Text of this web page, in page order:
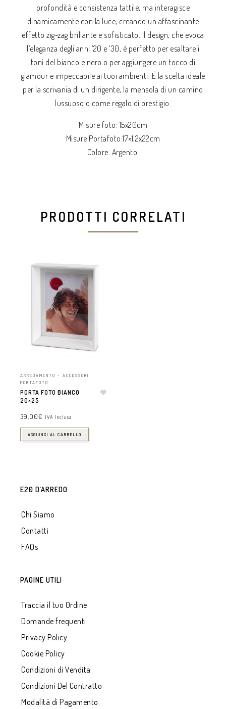
profondità e consistenza tattile, ma interagisce
dinamicamente con la luce, creando un affascinante
effetto zig-zag brillante e sofisticato. Il design, che evoca
l’eleganza degli anni ’20 e ’30, è perfetto per esaltare i
toni del bianco e nero o per aggiungere un tocco di
glamour e impeccabile ai tuoi ambienti. È la scelta ideale
per la scrivania di un dirigente, la mensola di un camino
lussuoso o come regalo di prestigio.
Misure foto: 15x20cm
Misure Portafoto:17×1,2x22cm
Colore: Argento
PRODOTTI CORRELATI
ARREDAMENTO - ACCESSORI
PORTAFOTO
PORTA FOTO BIANCO
20×25
39,00€ IVA Inclusa
AGGIUNGI AL CARRELLO
E20 D’ARREDO
Chi Siamo
Contatti
FAQs
PAGINE UTILI
Traccia il tuo Ordine
Domande frequenti
Privacy Policy
Cookie Policy
Condizioni di Vendita
Condizioni Del Contratto
Modalità di Pagamento